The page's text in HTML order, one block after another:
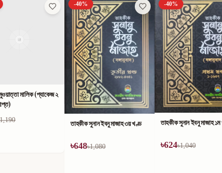
মালিক (প্যাকেজ ২
1,190
-40%
তাহকীক সুনান ইবনু মাজাহ ৩য় খণ্ড
৳648৳1,080
-40%
তাহকীক সুনান ইবনু মাজাহ
৳624৳1,040